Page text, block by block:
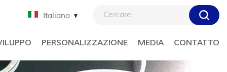
Italiano
PERSONALIZZAZIONE MEDIA CONTATTO